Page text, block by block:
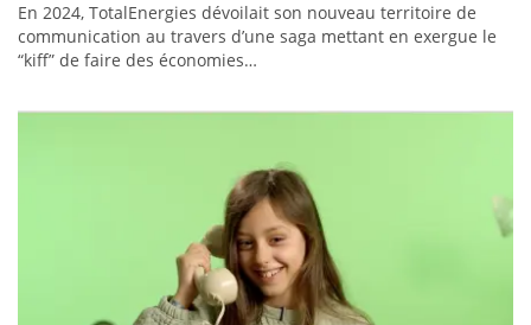
En 2024, TotalEnergies dévoilait son nouveau territoire de
communication au travers d’une saga mettant en exergue le
“kiff” de faire des économies…